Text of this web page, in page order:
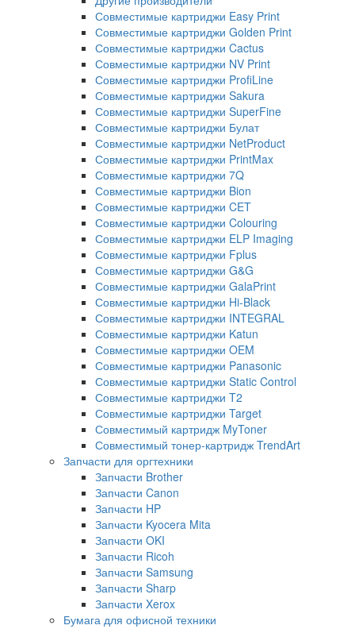
Совместимые картриджи Easy Print
Совместимые картриджи Golden Print
Совместимые картриджи Cactus
Совместимые картриджи NV Print
Совместимые картриджи ProfiLine
Совместимые картриджи Sakura
Совместимые картриджи SuperFine
Совместимые картриджи Булат
Совместимые картриджи NetProduct
Совместимые картриджи PrintMax
Совместимые картриджи 7Q
Совместимые картриджи Bion
Совместимые картриджи CET
Совместимые картриджи Colouring
Совместимые картриджи ELP Imaging
Совместимые картриджи Fplus
Совместимые картриджи G&G
Совместимые картриджи GalaPrint
Совместимые картриджи Hi-Black
Совместимые картриджи INTEGRAL
Совместимые картриджи Katun
Совместимые картриджи OEM
Совместимые картриджи Panasonic
Совместимые картриджи Static Control
Совместимые картриджи T2
Совместимые картриджи Target
Совместимый картридж MyToner
Совместимый тонер-картридж TrendArt
Запчасти для оргтехники
Запчасти Brother
Запчасти Canon
Запчасти HP
Запчасти Kyocera Mita
Запчасти OKI
Запчасти Ricoh
Запчасти Samsung
Запчасти Sharp
Запчасти Xerox
Бумага для офисной техники